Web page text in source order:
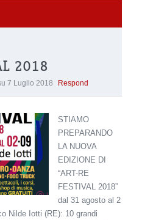
2018
7 Luglio 2018 Respond
STIAMO
PREPARANDO
LA NUOVA
EDIZIONE DI
“ART-RE
FESTIVAL 2018”
dal 31 agosto al 2
Nilde Iotti (RE): 10 grandi